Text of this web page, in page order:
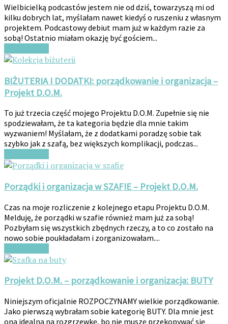
Wielbicielką podcastów jestem nie od dziś, towarzyszą mi od
kilku dobrych lat, myślałam nawet kiedyś o ruszeniu z własnym
projektem. Podcastowy debiut mam już w każdym razie za
sobą! Ostatnio miałam okazję być gościem...
BIŻUTERIA I DODATKI: porządkowanie i organizacja –
Projekt D.O.M.
To już trzecia część mojego Projektu D.O.M. Zupełnie się nie
spodziewałam, że ta kategoria będzie dla mnie takim
wyzwaniem! Myślałam, że z dodatkami poradzę sobie tak
szybko jak z szafą, bez większych komplikacji, podczas...
Porządki i organizacja w SZAFIE – Projekt D.O.M.
Czas na moje rozliczenie z kolejnego etapu Projektu D.O.M.
Melduję, że porządki w szafie również mam już za sobą!
Pozbyłam się wszystkich zbędnych rzeczy, a to co zostało na
nowo sobie poukładałam i zorganizowałam....
Projekt D.O.M. – porządkowanie i organizacja: BUTY
Niniejszym oficjalnie ROZPOCZYNAMY wielkie porządkowanie.
Jako pierwszą wybrałam sobie kategorię BUTY. Dla mnie jest
ona idealna na rozgrzewkę, bo nie muszę przekopywać się